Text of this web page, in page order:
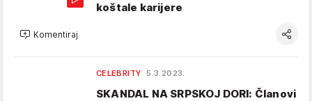
koštale karijere
Komentiraj
CELEBRITY 5.3.2023.
SKANDAL NA SRPSKOJ DORI: Članovi